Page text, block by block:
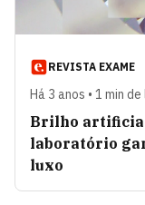
REVISTA EXAME
Há 3 anos • 1 min
Brilho
laboratório
luxo